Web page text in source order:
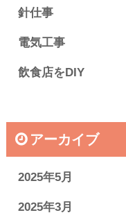
針仕事
電気工事
飲食店をDIY
アーカイブ
2025年5月
2025年3月